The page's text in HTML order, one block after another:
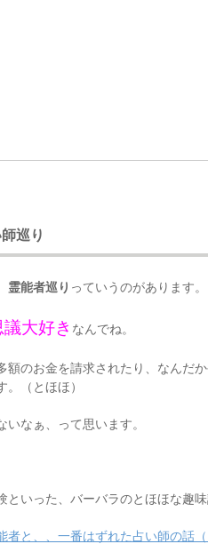
巡り
霊能者巡り っていうのがあります。
大好き なんでね。
額のお金を請求されたり、なんだ
（とほほ）
なぁ、って思います。
といった、バーバラのとほほな趣味
者と、、一番はずれた占い師の話（